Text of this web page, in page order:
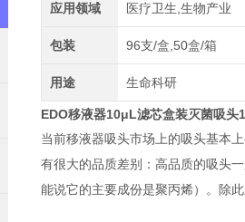
应用领域 医疗卫生,生物产业
包装 96支/盒,50盒/箱
用途 生命科研
EDO移液器10μL滤芯盒装灭菌吸头
当前移液器吸头市场上的吸头基本
有很大的品质差别：高品质的吸头
能说它的主要成份是聚丙烯）。除